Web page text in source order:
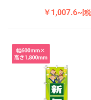
￥1,007.6~[